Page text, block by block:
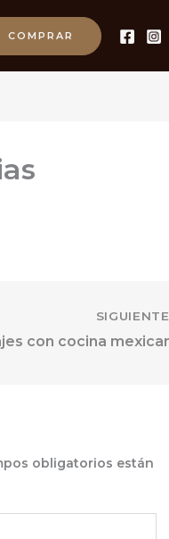
COMPRAR
SIGUIENTE
obligatorios están